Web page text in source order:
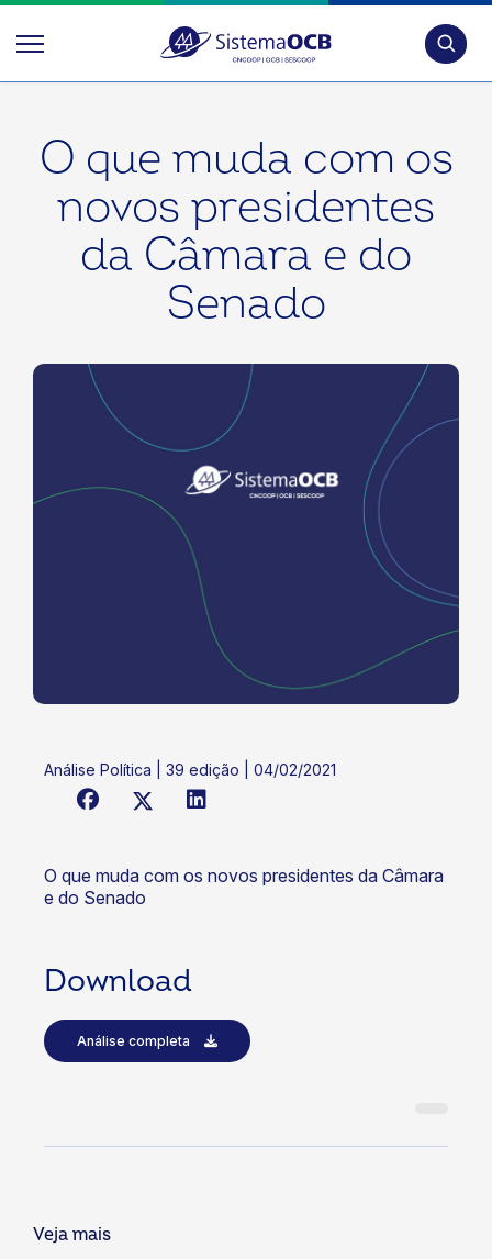
O que muda com os
novos presidentes
da Câmara e do
Senado
Análise Política | 39 edição | 04/02/2021
O que muda com os novos presidentes da Câmara
e do Senado
Download
Análise completa
Veja mais